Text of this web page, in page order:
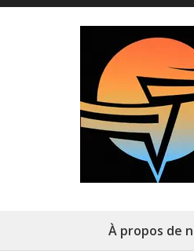
Aller
À propos de